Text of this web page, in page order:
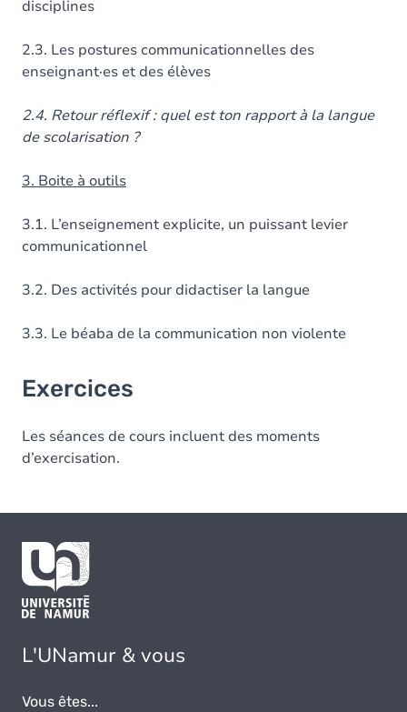
disciplines
2.3. Les postures communicationnelles des
enseignant·es et des élèves
2.4. Retour réflexif : quel est ton rapport à la langue
de scolarisation ?
3. Boite à outils
3.1. L’enseignement explicite, un puissant levier
communicationnel
3.2. Des activités pour didactiser la langue
3.3. Le béaba de la communication non violente
Exercices
Les séances de cours incluent des moments
d’exercisation.
L'UNamur & vous
Vous êtes...